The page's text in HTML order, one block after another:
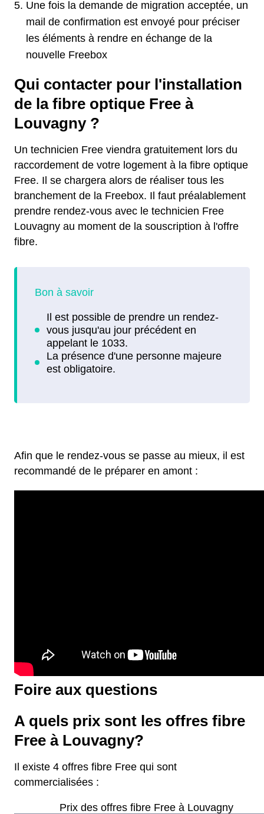
Une fois la demande de migration acceptée, un
mail de confirmation est envoyé pour préciser
les éléments à rendre en échange de la
nouvelle Freebox
Qui contacter pour l'installation
de la fibre optique Free à
Louvagny ?
Un technicien Free viendra gratuitement lors du
raccordement de votre logement à la fibre optique
Free. Il se chargera alors de réaliser tous les
branchement de la Freebox. Il faut préalablement
prendre rendez-vous avec le technicien Free
Louvagny au moment de la souscription à l'offre
fibre.
Afin que le rendez-vous se passe au mieux, il est
recommandé de le préparer en amont :
Foire aux questions
A quels prix sont les offres fibre
Free à Louvagny?
Il existe 4 offres fibre Free qui sont
commercialisées :
Prix des offres fibre Free à Louvagny